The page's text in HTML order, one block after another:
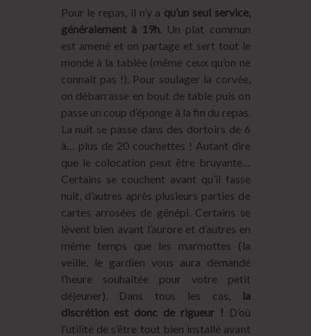
Pour le repas, il n’y a qu’un seul service,
généralement à 19h. Un plat commun
est amené et on partage et sert tout le
monde à la tablée (même ceux qu’on ne
connait pas !). Pour soulager la corvée,
on débarrasse en bout de table puis on
passe un coup d’éponge à la fin du repas.
La nuit se passe dans des dortoirs de 6
à… plus de 20 couchettes ! Autant dire
que le colocation peut être bruyante…
Certains se couchent avant qu’il fasse
nuit, d’autres après plusieurs parties de
cartes arrosées de génépi. Certains se
lèvent bien avant l’aurore et d’autres en
même temps que les marmottes (la
veille, le gardien vous aura demandé
l’heure souhaitée pour votre petit
déjeuner). Dans tous les cas,
la
discrétion est donc de rigueur ! D’où
l’utilité de s’être tout bien installé avant